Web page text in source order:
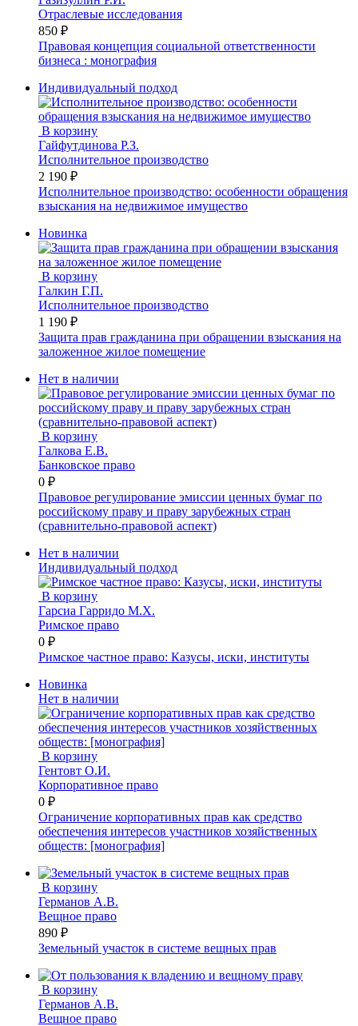
Отраслевые исследования
850 ₽
Правовая концепция социальной ответственности
бизнеса : монография
Индивидуальный подход
В корзину
Гайфутдинова Р.З.
Исполнительное производство
2 190 ₽
Исполнительное производство: особенности обращения
взыскания на недвижимое имущество
Новинка
В корзину
Галкин Г.П.
Исполнительное производство
1 190 ₽
Защита прав гражданина при обращении взыскания на
заложенное жилое помещение
Нет в наличии
В корзину
Галкова Е.В.
Банковское право
0 ₽
Правовое регулирование эмиссии ценных бумаг по
российскому праву и праву зарубежных стран
(сравнительно-правовой аспект)
Нет в наличии
Индивидуальный подход
В корзину
Гарсиа Гарридо М.Х.
Римское право
0 ₽
Римское частное право: Казусы, иски, институты
Новинка
Нет в наличии
В корзину
Гентовт О.И.
Корпоративное право
0 ₽
Ограничение корпоративных прав как средство
обеспечения интересов участников хозяйственных
обществ: [монография]
В корзину
Германов А.В.
Вещное право
890 ₽
Земельный участок в системе вещных прав
В корзину
Германов А.В.
Вещное право